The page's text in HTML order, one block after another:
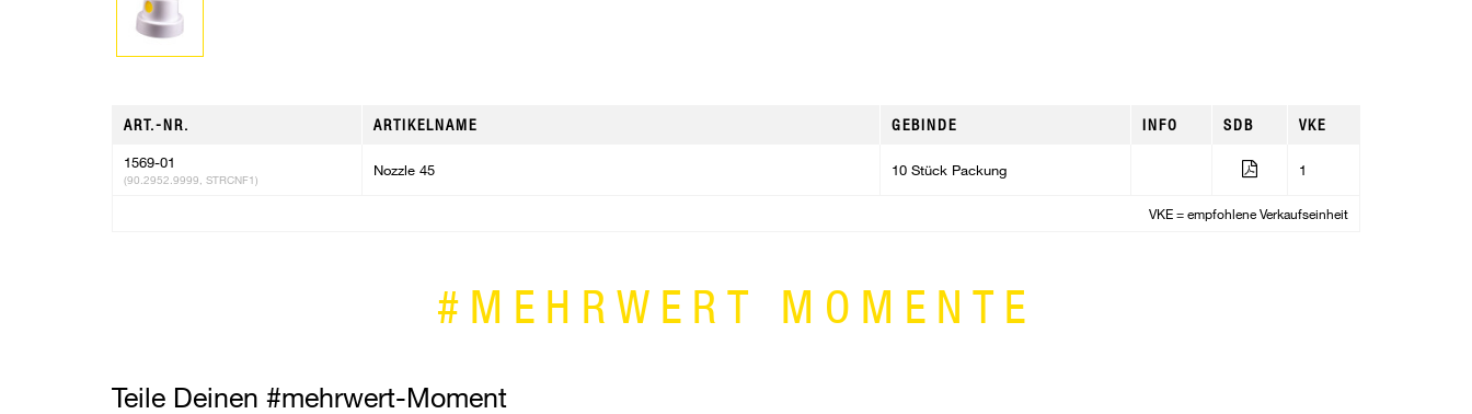
ART.-NR. ARTIKELNAME GEBINDE INFO SDB VKE
1569-01
(90.2952.9999, STRCNF1)
Nozzle 45 10 Stück Packung 1
VKE = empfohlene Verkaufseinheit
#MEHRWERT MOMENTE
Teile Deinen #mehrwert-Moment